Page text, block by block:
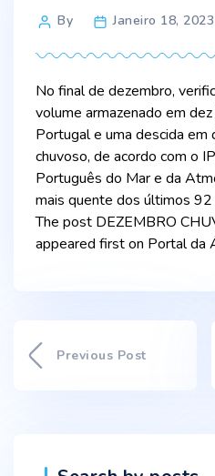
PostBy Janeiro 18, 2023
No final de dezembro,
volume armazenado em
Portugal e uma descida em
chuvoso, de acordo com o
Português do Mar e da
mais quente dos últimos 92
The post DEZEMBRO
appeared first on Portal da
Previous Post